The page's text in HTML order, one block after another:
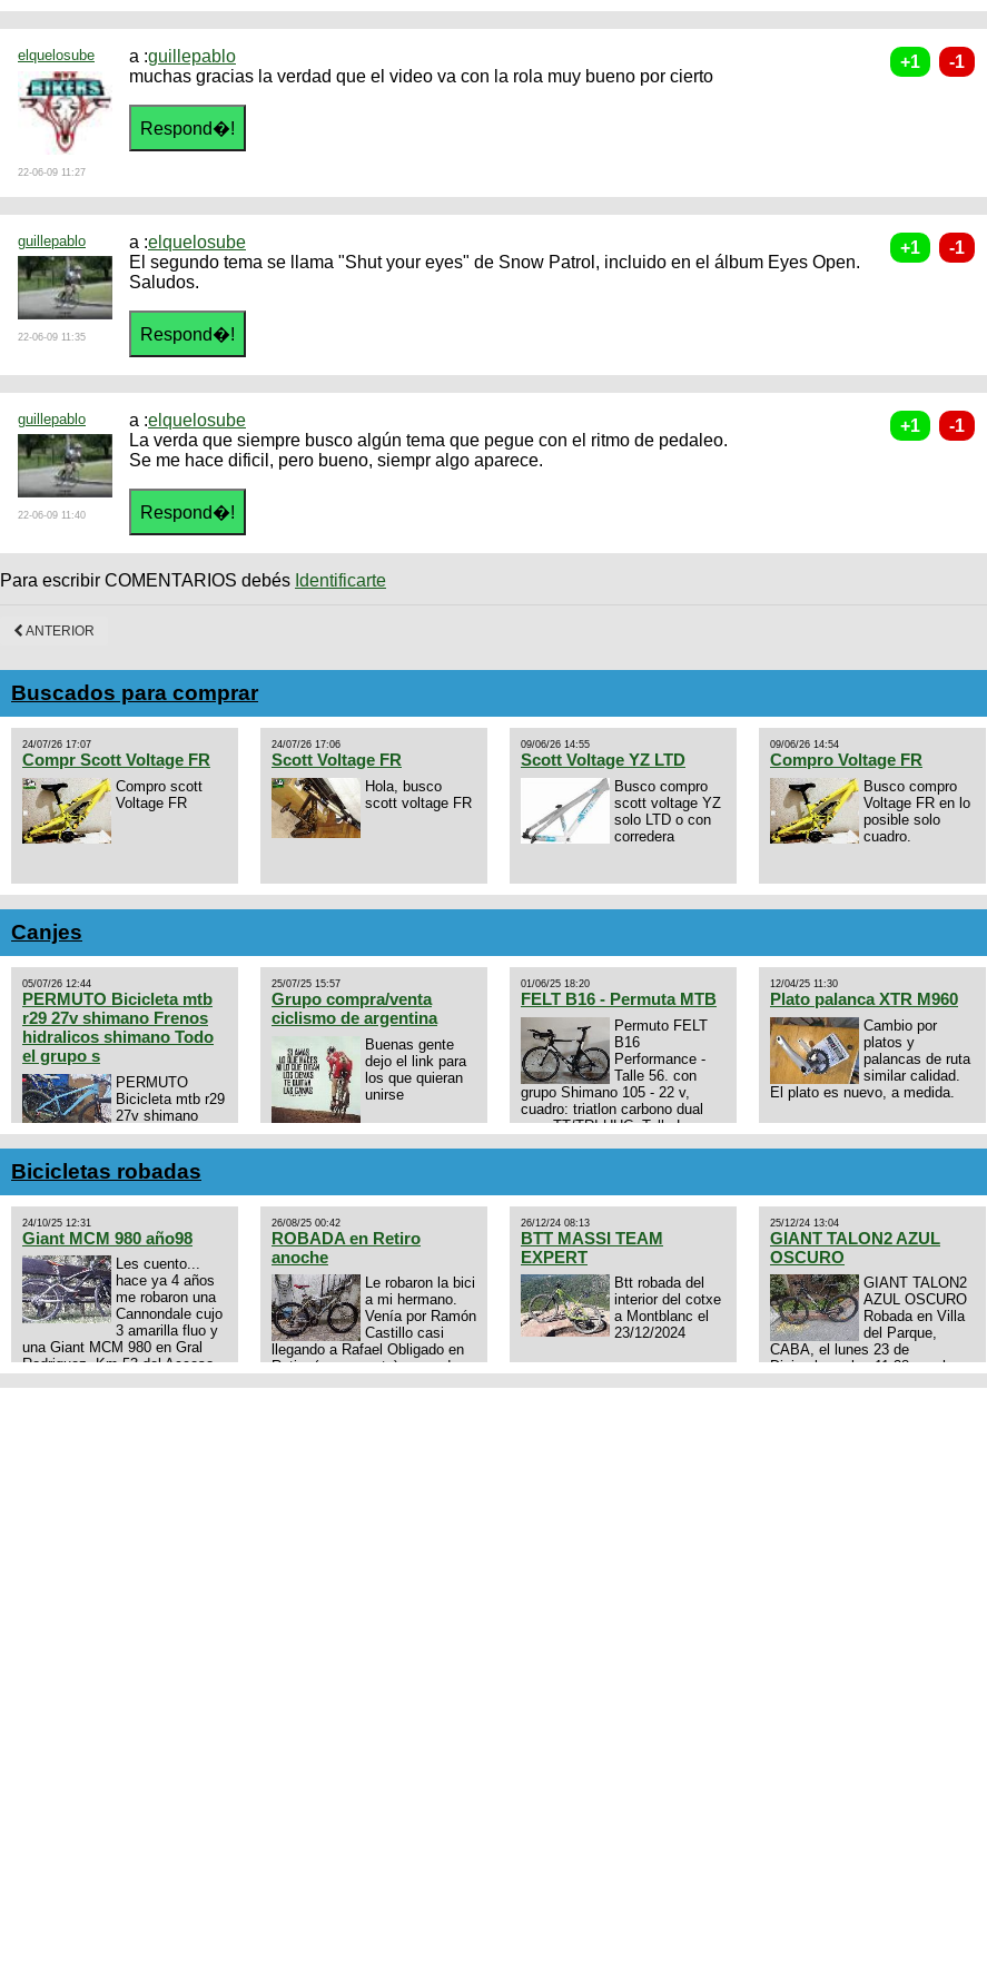
elquelosube
22-06-09 11:27
a :guillepablo
muchas gracias la verdad que el video va con la rola muy bueno por cierto
guillepablo
22-06-09 11:35
a :elquelosube
El segundo tema se llama "Shut your eyes" de Snow Patrol, incluido en el álbum Eyes Open.
Saludos.
guillepablo
22-06-09 11:40
a :elquelosube
La verda que siempre busco algún tema que pegue con el ritmo de pedaleo.
Se me hace dificil, pero bueno, siempr algo aparece.
Para escribir COMENTARIOS debés Identificarte
ANTERIOR
Buscados para comprar
24/07/26 17:07
Compr Scott Voltage FR
Compro scott
Voltage FR
24/07/26 17:06
Scott Voltage FR
Hola, busco
scott voltage FR
09/06/26 14:55
Scott Voltage YZ LTD
Busco compro
scott voltage YZ
solo LTD o con
corredera
09/06/26 14:54
Compro Voltage FR
Busco compro
Voltage FR en lo
posible solo
cuadro.
Canjes
05/07/26 12:44
PERMUTO Bicicleta mtb
r29 27v shimano Frenos
hidralicos shimano Todo
el grupo s
PERMUTO
Bicicleta mtb r29
27v shimano
Frenos hidralicos
shimano Todo el grupo shimano
Talle s/m Permuto x pistera o
ruta talle s o m.
25/07/25 15:57
Grupo compra/venta
ciclismo de argentina
Buenas gente
dejo el link para
los que quieran
unirse
https://chat.whatsapp.com/E4N9zhVk9wHFFzK7T345Kn?
mode=ac_t
01/06/25 18:20
FELT B16 - Permuta MTB
Permuto FELT
B16
Performance -
Talle 56. con
grupo Shimano 105 - 22 v,
cuadro: triatlon carbono dual
aero TT/TRI UHC. Talle L.
12/04/25 11:30
Plato palanca XTR M960
Cambio por
platos y
palancas de ruta
similar calidad.
El plato es nuevo, a medida.
Bicicletas robadas
24/10/25 12:31
Giant MCM 980 año98
Les cuento...
hace ya 4 años
me robaron una
Cannondale cujo
3 amarilla fluo y
una Giant MCM 980 en Gral
Rodriguez. Km 53 del Acceso
26/08/25 00:42
ROBADA en Retiro
anoche
Le robaron la bici
a mi hermano.
Venía por Ramón
Castillo casi
llegando a Rafael Obligado en
Retiro (zona puerto) a eso de
26/12/24 08:13
BTT MASSI TEAM
EXPERT
Btt robada del
interior del cotxe
a Montblanc el
23/12/2024
25/12/24 13:04
GIANT TALON2 AZUL
OSCURO
GIANT TALON2
AZUL OSCURO
Robada en Villa
del Parque,
CABA, el lunes 23 de
Diciembre a las 11:38 am, hay